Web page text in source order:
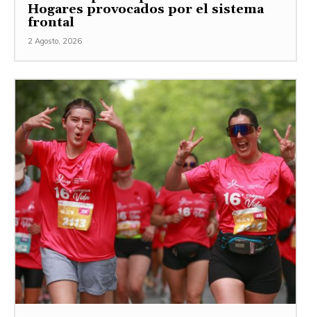
Hogares provocados por el sistema
frontal
2 Agosto, 2026